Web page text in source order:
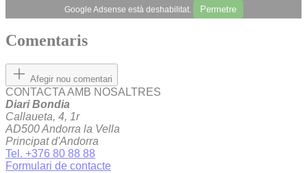
Google Adsense està deshabilitat. Permetre
Comentaris
Afegir nou comentari
CONTACTA AMB NOSALTRES
Diari Bondia
Callaueta, 4, 1r
AD500 Andorra la Vella
Principat d'Andorra
Tel. +376 80 88 88
Formulari de contacte